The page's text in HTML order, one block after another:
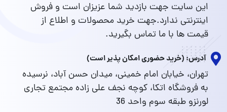
این سایت جهت بازدید شما عزیزان است و فروش
اینترنتی ندارد.جهت خرید محصولات و اطلاع از
قیمت ها با ما تماس بگیرید.
آدرس: (خرید حضوری امکان پذیر است)
تهران، خیابان امام خمینی، میدان حسن آباد، نرسیده
به فروشگاه اتکا، کوچه نجف علی زاده مجتمع تجاری
لورنزو طبقه سوم واحد 36